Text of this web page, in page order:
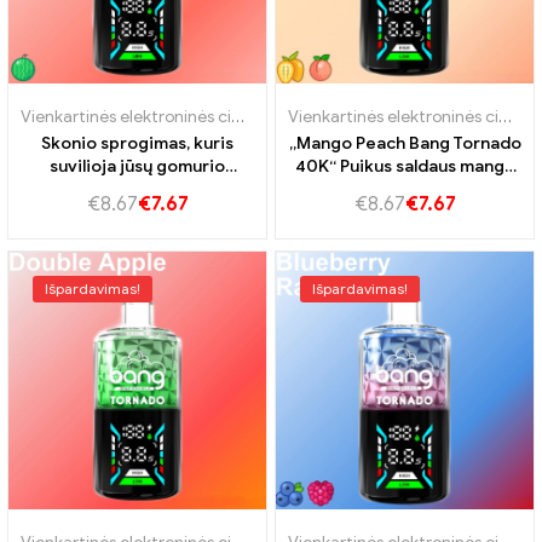
Vienkartinės elektroninės cigaretės Slovakija ,Vienkartinės
Skonio sprogimas, kuris
suvilioja jūsų gomurio
braškių kivius
€8.67€7.67
Vienkartinės elektroninės cigaretės Slovakija
„Mango Peach Bang Tornado
40K“ Puikus saldaus mango
€8.67€7.67
Išpardavimas! Išpardavimas!